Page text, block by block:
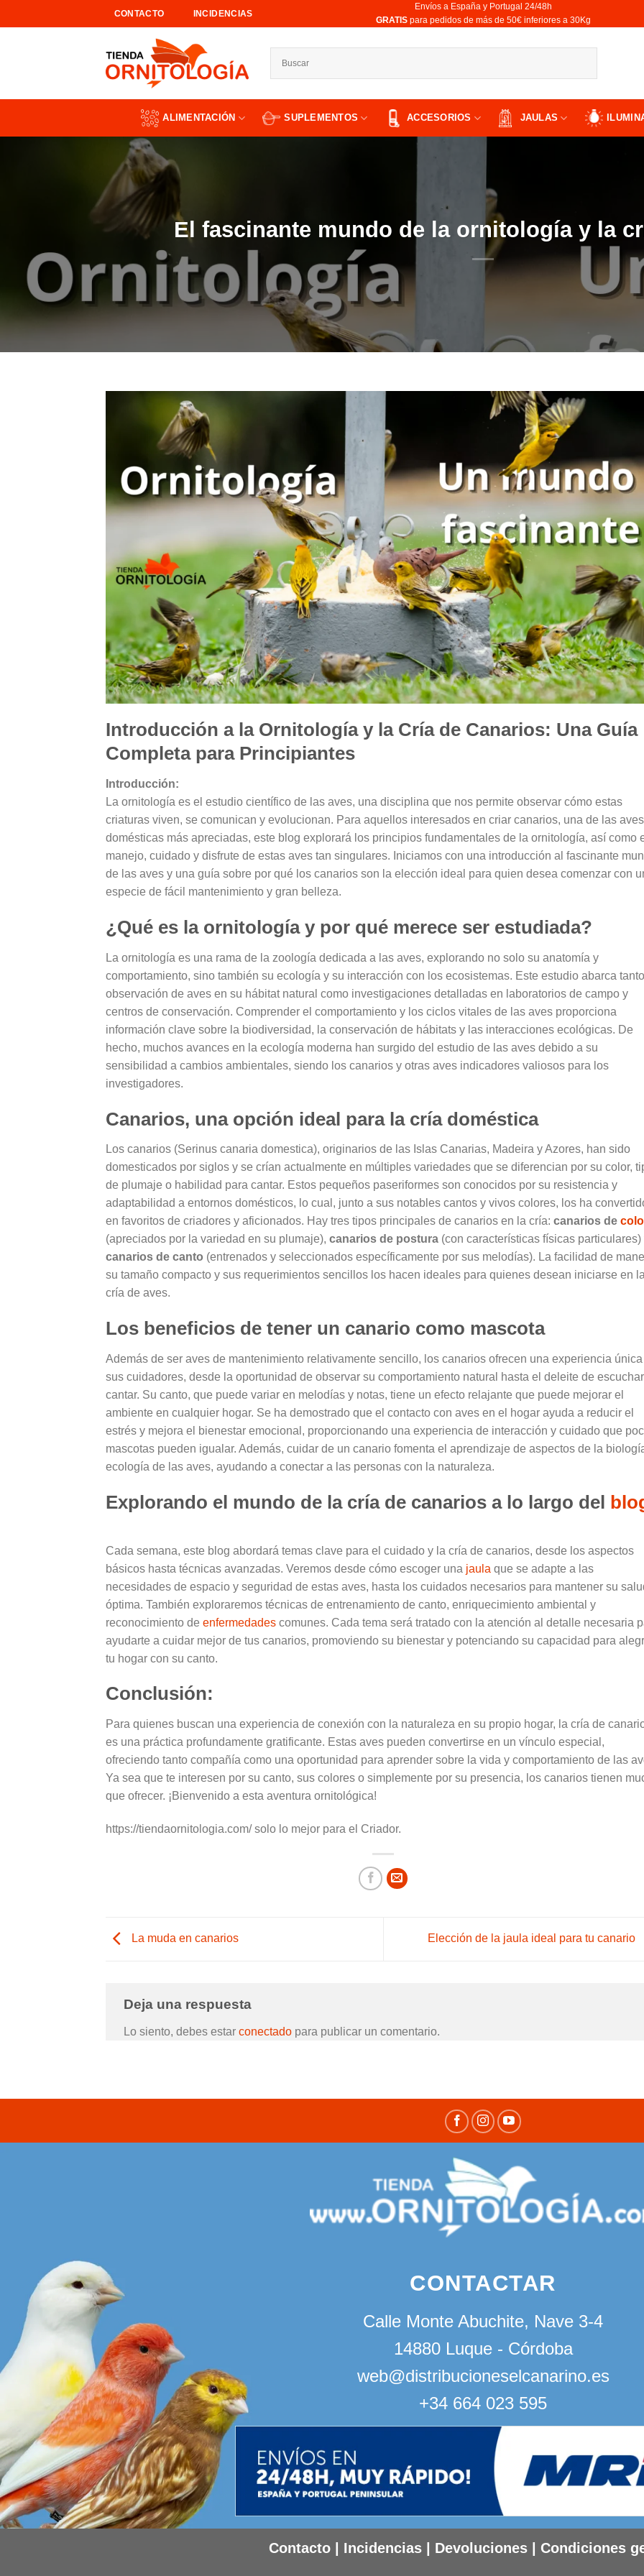
al
CONTACTO INCIDENCIAS
Envíos a España y Portugal 24/48h
​GRATISpara pedidos de más de 50€ inferiores a 30Kg
ALIMENTACIÓN SUPLEMENTOS ACCESORIOS JAULAS
El fascinante mundo de la ornitología y la
Introducción a la Ornitología y la Cría de Canarios: Una Guía
Completa para Principiantes
Introducción:
La ornitología es el estudio científico de las aves, una disciplina que nos permite observar cómo estas
criaturas viven, se comunican y evolucionan. Para aquellos interesados en criar canarios, una de las aves
domésticas más apreciadas, este blog explorará los principios fundamentales de la ornitología, así como
manejo, cuidado y disfrute de estas aves tan singulares. Iniciamos con una introducción al fascinante
de las aves y una guía sobre por qué los canarios son la elección ideal para quien desea comenzar con
especie de fácil mantenimiento y gran belleza.
¿Qué es la ornitología y por qué merece ser estudiada?
La ornitología es una rama de la zoología dedicada a las aves, explorando no solo su anatomía y
comportamiento, sino también su ecología y su interacción con los ecosistemas. Este estudio abarca
observación de aves en su hábitat natural como investigaciones detalladas en laboratorios de campo y
centros de conservación. Comprender el comportamiento y los ciclos vitales de las aves proporciona
información clave sobre la biodiversidad, la conservación de hábitats y las interacciones ecológicas. De
hecho, muchos avances en la ecología moderna han surgido del estudio de las aves debido a su
sensibilidad a cambios ambientales, siendo los canarios y otras aves indicadores valiosos para los
investigadores.
Canarios, una opción ideal para la cría doméstica
Los canarios (Serinus canaria domestica), originarios de las Islas Canarias, Madeira y Azores, han sido
domesticados por siglos y se crían actualmente en múltiples variedades que se diferencian por su color,
de plumaje o habilidad para cantar. Estos pequeños paseriformes son conocidos por su resistencia y
adaptabilidad a entornos domésticos, lo cual, junto a sus notables cantos y vivos colores, los ha
en favoritos de criadores y aficionados. Hay tres tipos principales de canarios en la cría: canarios de
(apreciados por la variedad en su plumaje), canarios de postura (con características físicas particulares)
canarios de canto (entrenados y seleccionados específicamente por sus melodías). La facilidad de
su tamaño compacto y sus requerimientos sencillos los hacen ideales para quienes desean iniciarse en la
cría de aves.
Los beneficios de tener un canario como mascota
Además de ser aves de mantenimiento relativamente sencillo, los canarios ofrecen una experiencia única
sus cuidadores, desde la oportunidad de observar su comportamiento natural hasta el deleite de
cantar. Su canto, que puede variar en melodías y notas, tiene un efecto relajante que puede mejorar el
ambiente en cualquier hogar. Se ha demostrado que el contacto con aves en el hogar ayuda a reducir el
estrés y mejora el bienestar emocional, proporcionando una experiencia de interacción y cuidado que
mascotas pueden igualar. Además, cuidar de un canario fomenta el aprendizaje de aspectos de la
ecología de las aves, ayudando a conectar a las personas con la naturaleza.
Explorando el mundo de la cría de canarios a lo largo del
Cada semana, este blog abordará temas clave para el cuidado y la cría de canarios, desde los aspectos
básicos hasta técnicas avanzadas. Veremos desde cómo escoger una jaula que se adapte a las
necesidades de espacio y seguridad de estas aves, hasta los cuidados necesarios para mantener su
óptima. También exploraremos técnicas de entrenamiento de canto, enriquecimiento ambiental y
reconocimiento de enfermedades comunes. Cada tema será tratado con la atención al detalle necesaria
ayudarte a cuidar mejor de tus canarios, promoviendo su bienestar y potenciando su capacidad para
tu hogar con su canto.
Conclusión:
Para quienes buscan una experiencia de conexión con la naturaleza en su propio hogar, la cría de
es una práctica profundamente gratificante. Estas aves pueden convertirse en un vínculo especial,
ofreciendo tanto compañía como una oportunidad para aprender sobre la vida y comportamiento de las
Ya sea que te interesen por su canto, sus colores o simplemente por su presencia, los canarios tienen
que ofrecer. ¡Bienvenido a esta aventura ornitológica!
https://tiendaornitologia.com/ solo lo mejor para el Criador.
La muda en canarios Elección de la jaula ideal para tu canario
Deja una respuesta
Lo siento, debes estar conectado para publicar un comentario.
CONTACTAR
Calle Monte Abuchite, Nave 3-4
14880 Luque - Córdoba
web@distribucioneselcanarino.es
+34 664 023 595
Contacto Incidencias Devoluciones Condiciones